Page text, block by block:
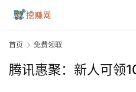
首页 免费领取
腾讯惠聚：新人可领